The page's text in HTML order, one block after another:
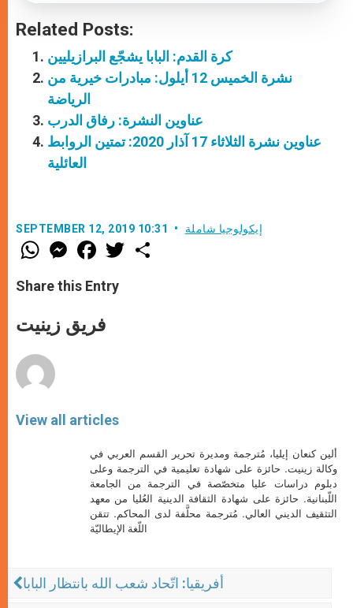
Related Posts:
كرة القدم: البابا يشجّع البرازيليين
نشرة الخميس 12 أيلول: مبادرات خيرية من
الرياضة
عناوين النشرة: رفاق الدرب
عناوين نشرة الثلاثاء 17 آذار 2020: تمتين الروابط
العائلية
SEPTEMBER 12, 2019 10:31 إيكولوجيا شاملة
W
h
t
s
p
p
M
e
s
e
g
e
F
a
e
b
o
k
w
Share this Entry
فريق زينيت
View all articles
ألين كنعان إيليا، مُترجمة ومديرة تحرير القسم العربي في
وكالة زينيت. حائزة على شهادة تعليمية في الترجمة وعلى
دبلوم دراسات عليا متخصّصة في الترجمة من الجامعة
اللّبنانية. حائزة على شهادة الثقافة الدينية العُليا من معهد
التثقيف الديني العالي. مُترجمة محلَّفة لدى المحاكم. تتقن
اللّغة الإيطاليّة
أفريقيا: اتّحاد شعب الله بانتظار البابا